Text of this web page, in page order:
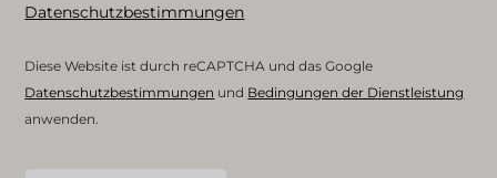
Datenschutzbestimmungen
Diese Website ist durch reCAPTCHA und das Google
Datenschutzbestimmungen und Bedingungen der Dienstleistung
anwenden.